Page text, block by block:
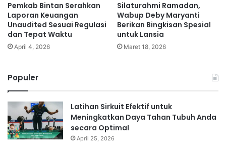
Pemkab Bintan Serahkan
Laporan Keuangan
Unaudited Sesuai Regulasi
dan Tepat Waktu
April 4, 2026
Silaturahmi Ramadan,
Wabup Deby Maryanti
Berikan Bingkisan Spesial
untuk Lansia
Maret 18, 2026
Populer
Latihan Sirkuit Efektif untuk
Meningkatkan Daya Tahan Tubuh Anda
secara Optimal
April 25, 2026